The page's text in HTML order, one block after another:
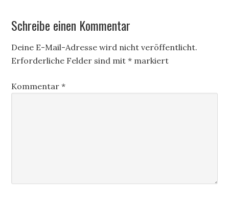
Schreibe einen Kommentar
Deine E-Mail-Adresse wird nicht veröffentlicht.
Erforderliche Felder sind mit* markiert
Kommentar*